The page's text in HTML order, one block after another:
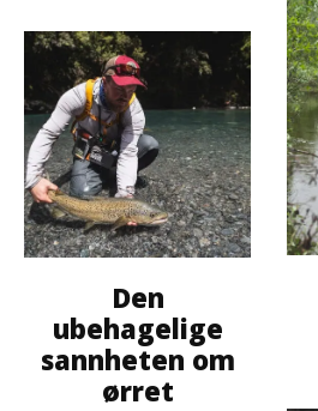
Den
ubehagelige
sannheten om
ørret